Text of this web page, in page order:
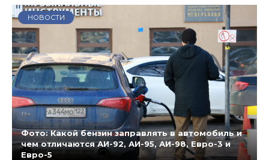
НОВОСТИ
Фото: Какой бензин заправлять в автомобиль и
чем отличаются АИ-92, АИ-95, АИ-98, Евро-3 и
Евро-5